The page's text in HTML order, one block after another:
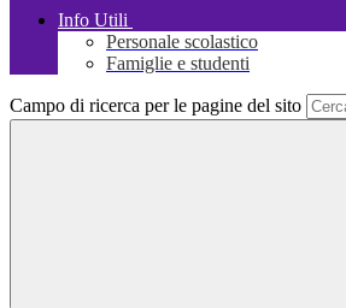
Info Utili
Personale scolastico
Famiglie e studenti
Campo di ricerca per le pagine del sito